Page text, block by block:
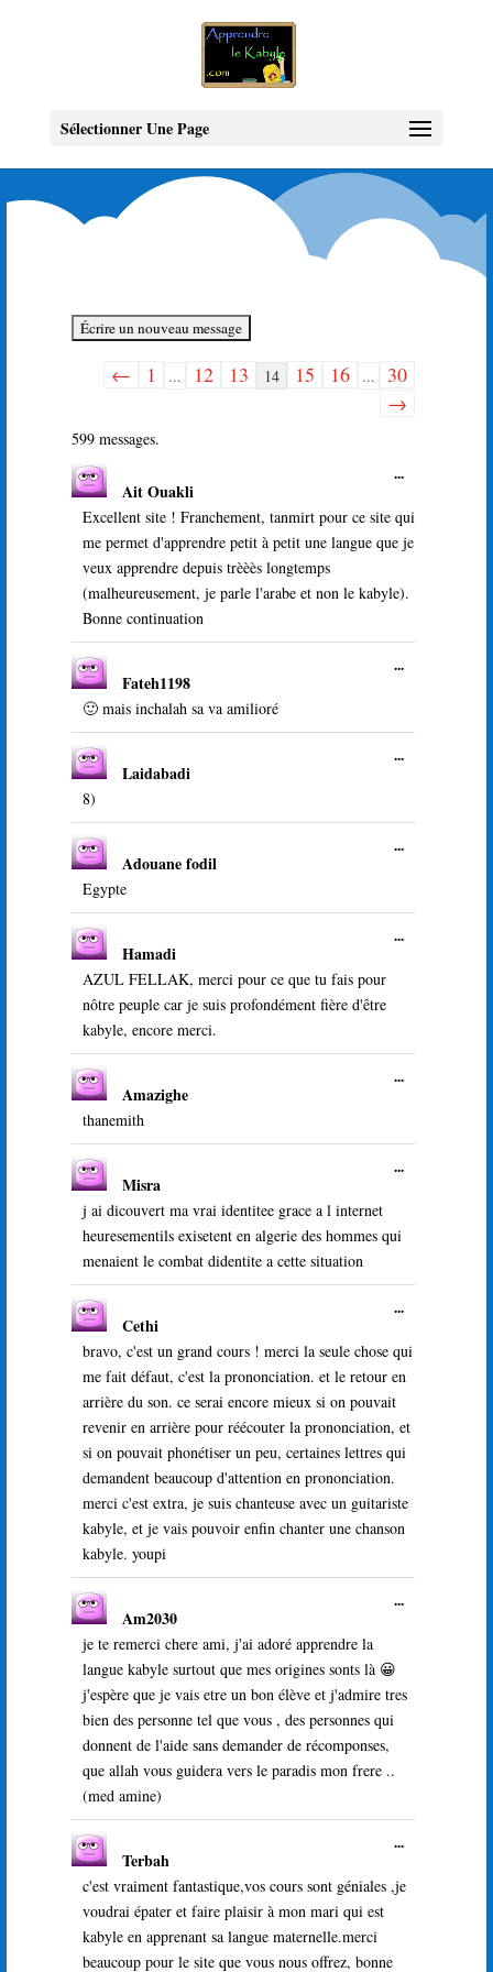
Sélectionner Une Page
Navigation
liste
livre
d’or
← 1 ... 12 13 14 15 16 ...
30
→
599 messages.
Ait Ouakli
Excellent site ! Franchement, tanmirt pour ce site qui
me permet d'apprendre petit à petit une langue que je
veux apprendre depuis trèèès longtemps
(malheureusement, je parle l'arabe et non le kabyle).
Bonne continuation
...Ouvrir/
boîte
méta.
Fateh1198
🙂 mais inchalah sa va amilioré
...Ouvrir/
méta.
Laidabadi
8)
...Ouvrir/
méta.
Adouane fodil
Egypte
...Ouvrir/
méta.
Hamadi
AZUL FELLAK, merci pour ce que tu fais pour
nôtre peuple car je suis profondément fière d'être
kabyle, encore merci.
...Ouvrir/
Amazighe
thanemith
...Ouvrir/
méta.
Misra
j ai dicouvert ma vrai identitee grace a l internet
heuresementils exisetent en algerie des hommes qui
menaient le combat didentite a cette situation
...Ouvrir/
Cethi
bravo, c'est un grand cours ! merci la seule chose qui
me fait défaut, c'est la prononciation. et le retour en
arrière du son. ce serai encore mieux si on pouvait
revenir en arrière pour réécouter la prononciation, et
si on pouvait phonétiser un peu, certaines lettres qui
demandent beaucoup d'attention en prononciation.
merci c'est extra, je suis chanteuse avec un guitariste
kabyle, et je vais pouvoir enfin chanter une chanson
kabyle. youpi
...Ouvrir/
boîte
méta.
Am2030
je te remerci chere ami, j'ai adoré apprendre la
langue kabyle surtout que mes origines sonts là 😀
j'espère que je vais etre un bon élève et j'admire tres
bien des personne tel que vous , des personnes qui
donnent de l'aide sans demander de récomponses,
que allah vous guidera vers le paradis mon frere ..
(med amine)
...Ouvrir/
Terbah
c'est vraiment fantastique,vos cours sont géniales ,je
voudrai épater et faire plaisir à mon mari qui est
kabyle en apprenant sa langue maternelle.merci
beaucoup pour le site que vous nous offrez, bonne
...Ouvrir/
boîte